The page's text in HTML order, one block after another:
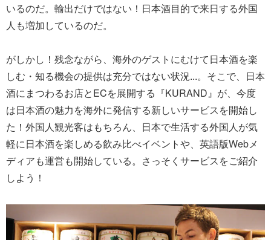
いるのだ。輸出だけではない！日本酒目的で来日する外国
人も増加しているのだ。
がしかし！残念ながら、海外のゲストにむけて日本酒を楽
しむ・知る機会の提供は充分ではない状況...。そこで、日本
酒にまつわるお店とECを展開する『KURAND』が、今度
は日本酒の魅力を海外に発信する新しいサービスを開始し
た！外国人観光客はもちろん、日本で生活する外国人が気
軽に日本酒を楽しめる飲み比べイベントや、英語版Webメ
ディアも運営も開始している。さっそくサービスをご紹介
しよう！